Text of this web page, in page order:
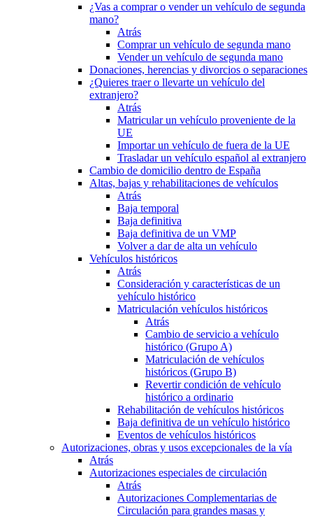
¿Vas a comprar o vender un vehículo de segunda
mano?
Atrás
Comprar un vehículo de segunda mano
Vender un vehículo de segunda mano
Donaciones, herencias y divorcios o separaciones
¿Quieres traer o llevarte un vehículo del
extranjero?
Atrás
Matricular un vehículo proveniente de la
UE
Importar un vehículo de fuera de la UE
Trasladar un vehículo español al extranjero
Cambio de domicilio dentro de España
Altas, bajas y rehabilitaciones de vehículos
Atrás
Baja temporal
Baja definitiva
Baja definitiva de un VMP
Volver a dar de alta un vehículo
Vehículos históricos
Atrás
Consideración y características de un
vehículo histórico
Matriculación vehículos históricos
Atrás
Cambio de servicio a vehículo
histórico (Grupo A)
Matriculación de vehículos
históricos (Grupo B)
Revertir condición de vehículo
histórico a ordinario
Rehabilitación de vehículos históricos
Baja definitiva de un vehículo histórico
Eventos de vehículos históricos
Autorizaciones, obras y usos excepcionales de la vía
Atrás
Autorizaciones especiales de circulación
Atrás
Autorizaciones Complementarias de
Circulación para grandes masas y